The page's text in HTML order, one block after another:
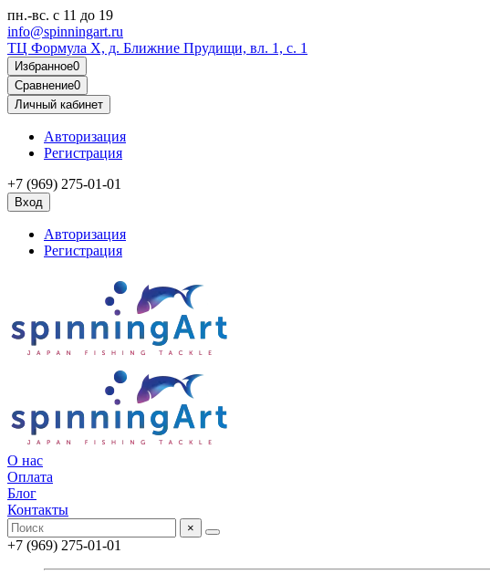
пн.-вс. с 11 до 19
info@spinningart.ru
ТЦ Формула X, д. Ближние Прудищи, вл. 1, с. 1
Избранное0
Сравнение0
Личный кабинет
Авторизация
Регистрация
+7 (969) 275-01-01
Вход
Авторизация
Регистрация
О нас
Оплата
Блог
Контакты
×
+7 (969) 275-01-01